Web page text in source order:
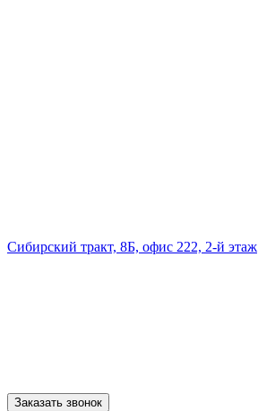
Сибирский тракт, 8Б, офис 222, 2-й этаж
Заказать звонок